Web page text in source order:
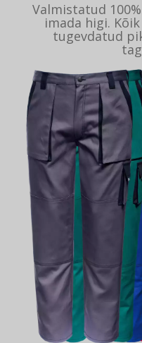
Valmistatud
imada higi.
tugevdatud